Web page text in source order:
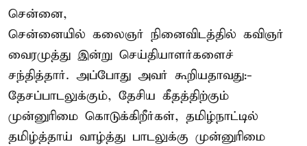
சென்னை,
சென்னையில் கலைஞர் நினைவிடத்தில் கவிஞர்
வைரமுத்து இன்று செய்தியாளர்களைச்
சந்தித்தார். அப்போது அவர் கூறியதாவது:-
தேசப்பாடலுக்கும், தேசிய கீதத்திற்கும்
முன்னுரிமை கொடுக்கிறீர்கள், தமிழ்நாட்டில்
தமிழ்த்தாய் வாழ்த்து பாடலுக்கு முன்னுரிமை